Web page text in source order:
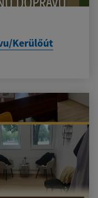
Kerülőút